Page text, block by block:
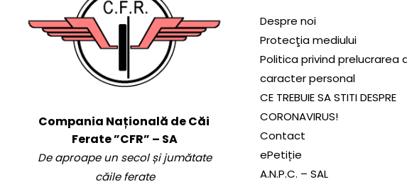
Compania Națională de Căi
Ferate ”CFR” – SA
De aproape un secol și jumătate
căile ferate
Despre noi
Protecţia mediului
Politica privind prelucrarea
caracter personal
CE TREBUIE SA STITI DESPRE
CORONAVIRUS!
Contact
ePetiție
A.N.P.C. – SAL